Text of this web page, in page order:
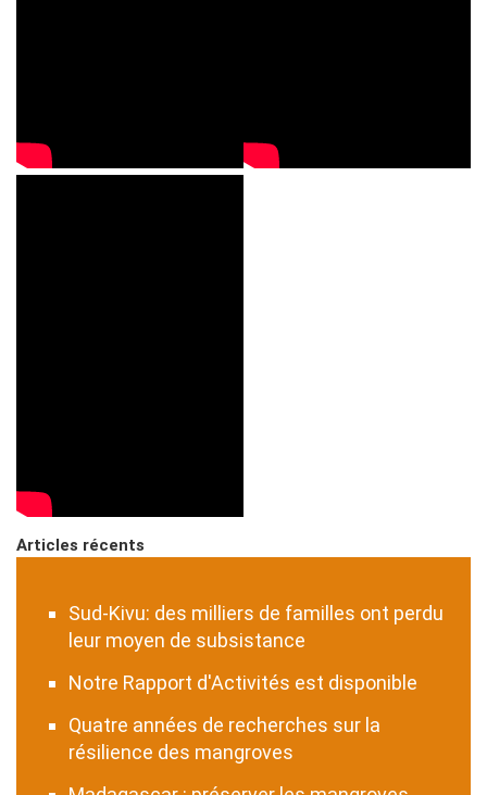
Articles récents
Sud-Kivu: des milliers de familles ont perdu
leur moyen de subsistance
Notre Rapport d'Activités est disponible
Quatre années de recherches sur la
résilience des mangroves